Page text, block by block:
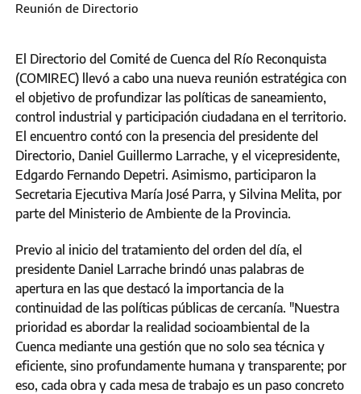
Reunión de Directorio
El Directorio del Comité de Cuenca del Río Reconquista
(COMIREC) llevó a cabo una nueva reunión estratégica con
el objetivo de profundizar las políticas de saneamiento,
control industrial y participación ciudadana en el territorio.
El encuentro contó con la presencia del presidente del
Directorio, Daniel Guillermo Larrache, y el vicepresidente,
Edgardo Fernando Depetri. Asimismo, participaron la
Secretaria Ejecutiva María José Parra, y Silvina Melita, por
parte del Ministerio de Ambiente de la Provincia.
Previo al inicio del tratamiento del orden del día, el
presidente Daniel Larrache brindó unas palabras de
apertura en las que destacó la importancia de la
continuidad de las políticas públicas de cercanía. "Nuestra
prioridad es abordar la realidad socioambiental de la
Cuenca mediante una gestión que no solo sea técnica y
eficiente, sino profundamente humana y transparente; por
eso, cada obra y cada mesa de trabajo es un paso concreto